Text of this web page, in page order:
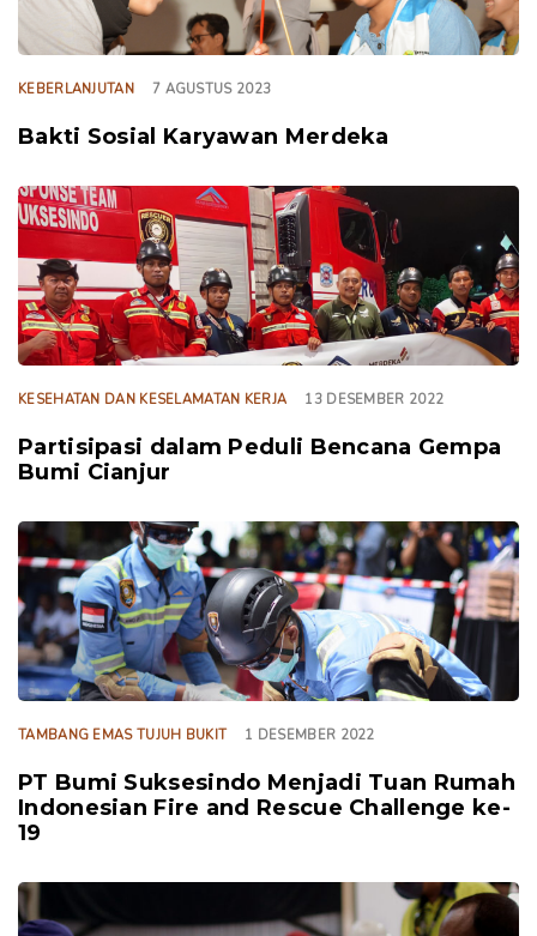
KEBERLANJUTAN 7 AGUSTUS 2023
Bakti Sosial Karyawan Merdeka
TAGS
KESEHATAN DAN KESELAMATAN KERJA 13 DESEMBER 2022
Partisipasi dalam Peduli Bencana Gempa
Bumi Cianjur
TAGS
TAMBANG EMAS TUJUH BUKIT 1 DESEMBER 2022
PT Bumi Suksesindo Menjadi Tuan Rumah
Indonesian Fire and Rescue Challenge ke-
19
TAGS